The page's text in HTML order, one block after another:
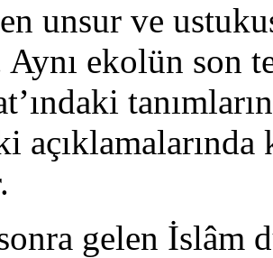
unsur ve
Aynı eko­lün son
gelen İslâm